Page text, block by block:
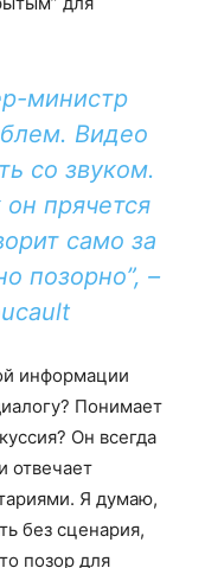
министр
Видео
со звуком.
прячется
само за
позорно”, –
информации
Понимает
Он всегда
отвечает
Я думаю,
без сценария,
позор для